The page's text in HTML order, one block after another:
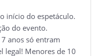
início do espetáculo.
do evento.
anos só entram
legal! Menores de 10